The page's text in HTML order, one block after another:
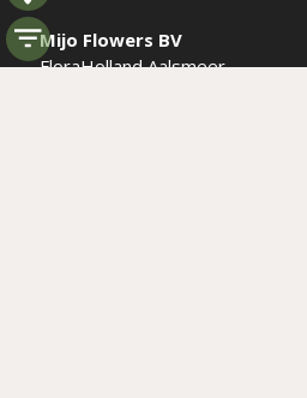
Mijo Flowers BV
FloraHolland Aalsmeer